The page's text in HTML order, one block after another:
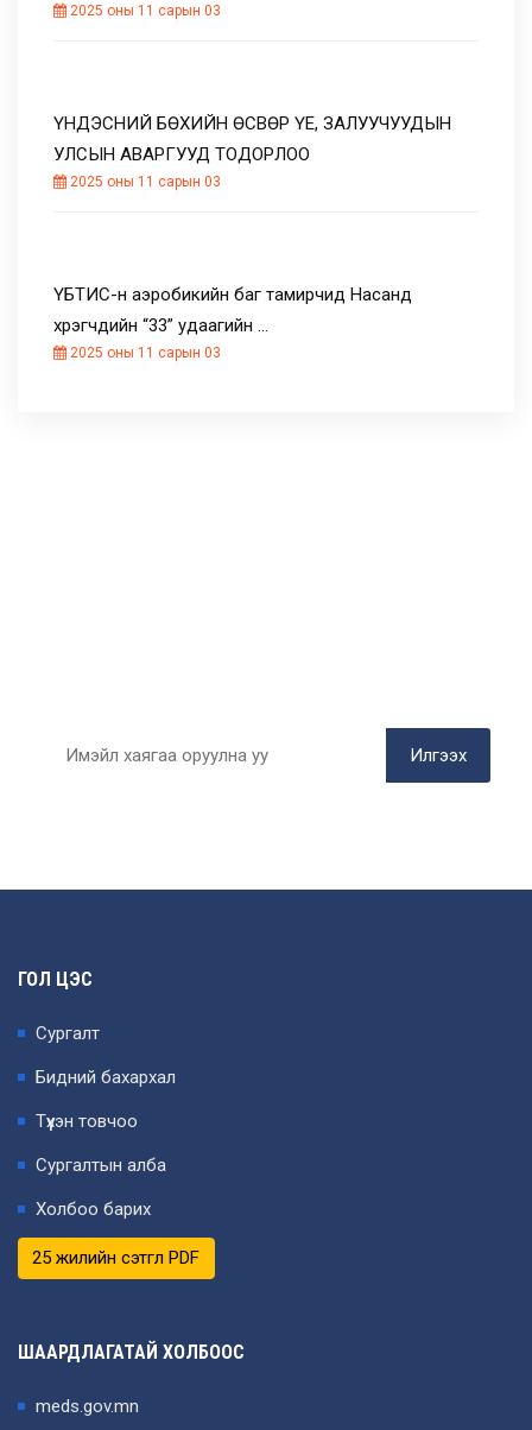
2025 оны 11 сарын 03
ҮНДЭСНИЙ БӨХИЙН ӨСВӨР ҮЕ, ЗАЛУУЧУУДЫН
УЛСЫН АВАРГУУД ТОДОРЛОО
2025 оны 11 сарын 03
ҮБТИС-н аэробикийн баг тамирчид Насанд
хүрэгчдийн “33” удаагийн …
2025 оны 11 сарын 03
Илгээх
ГОЛ ЦЭС
Сургалт
Бидний бахархал
Түүхэн товчоо
Сургалтын алба
Холбоо барих
25 жилийн сэтгүүл PDF
ШААРДЛАГАТАЙ ХОЛБООС
meds.gov.mn